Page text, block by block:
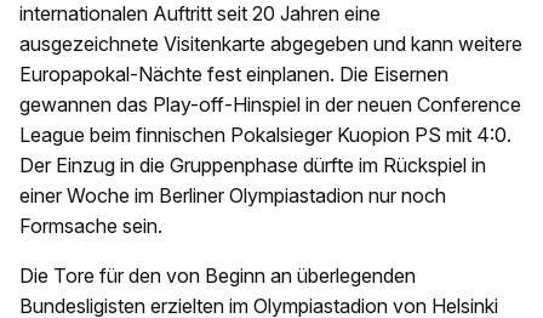
internationalen Auftritt seit 20 Jahren eine
ausgezeichnete Visitenkarte abgegeben und kann weitere
Europapokal-Nächte fest einplanen. Die Eisernen
gewannen das Play-off-Hinspiel in der neuen Conference
League beim finnischen Pokalsieger Kuopion PS mit 4:0.
Der Einzug in die Gruppenphase dürfte im Rückspiel in
einer Woche im Berliner Olympiastadion nur noch
Formsache sein.
Die Tore für den von Beginn an überlegenden
Bundesligisten erzielten im Olympiastadion von Helsinki